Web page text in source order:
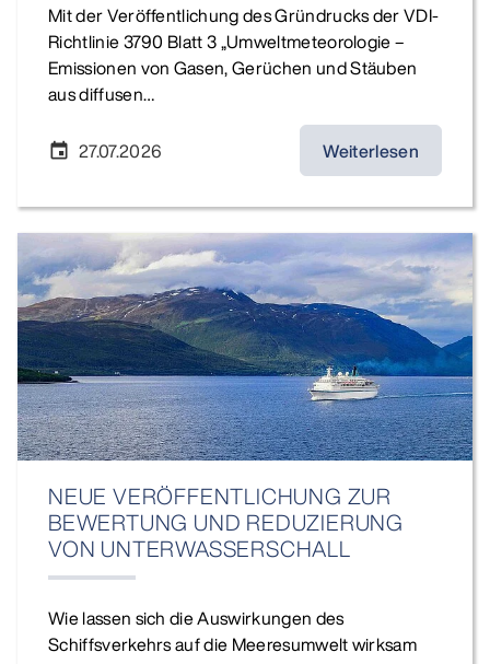
Mit der Veröffentlichung des Gründrucks der VDI-
Richtlinie 3790 Blatt 3 „Umweltmeteorologie –
Emissionen von Gasen, Gerüchen und Stäuben
aus diffusen…
event 27.07.2026 Weiterlesen
NEUE VERÖFFENTLICHUNG ZUR
BEWERTUNG UND REDUZIERUNG
VON UNTERWASSERSCHALL
Wie lassen sich die Auswirkungen des
Schiffsverkehrs auf die Meeresumwelt wirksam